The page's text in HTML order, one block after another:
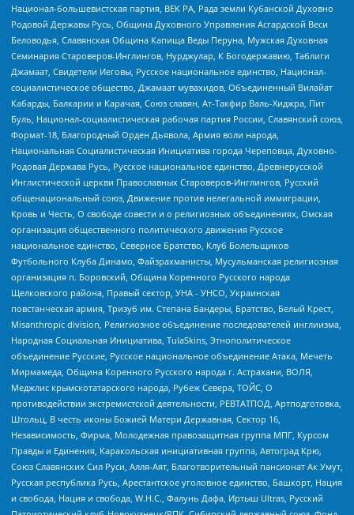
Национал-большевистская партия, ВЕК РА, Рада земли Кубанской Духовно
Родовой Державы Русь, Община Духовного Управления Асгардской Веси
Беловодья, Славянская Община Капища Веды Перуна, Мужская Духовная
Семинария Староверов-Инглингов, Нурджулар, К Богодержавию, Таблиги
Джамаат, Свидетели Иеговы, Русское национальное единство, Национал-
социалистическое общество, Джамаат мувахидов, Объединенный Вилайат
Кабарды, Балкарии и Карачая, Союз славян, Ат-Такфир Валь-Хиджра, Пит
Буль, Национал-социалистическая рабочая партия России, Славянский союз,
Формат-18, Благородный Орден Дьявола, Армия воли народа,
Национальная Социалистическая Инициатива города Череповца, Духовно-
Родовая Держава Русь, Русское национальное единство, Древнерусской
Инглистической церкви Православных Староверов-Инглингов, Русский
общенациональный союз, Движение против нелегальной иммиграции,
Кровь и Честь, О свободе совести и о религиозных объединениях, Омская
организация общественного политического движения Русское
национальное единство, Северное Братство, Клуб Болельщиков
Футбольного Клуба Динамо, Файзрахманисты, Мусульманская религиозная
организация п. Боровский, Община Коренного Русского народа
Щелковского района, Правый сектор, УНА - УНСО, Украинская
повстанческая армия, Тризуб им. Степана Бандеры, Братство, Белый Крест,
Misanthropic division, Религиозное объединение последователей инглиизма,
Народная Социальная Инициатива, TulaSkins, Этнополитическое
объединение Русские, Русское национальное объединение Атака, Мечеть
Мирмамеда, Община Коренного Русского народа г. Астрахани, ВОЛЯ,
Меджлис крымскотатарского народа, Рубеж Севера, ТОЙС, О
противодействии экстремистской деятельности, РЕВТАТПОД, Артподготовка,
Штольц, В честь иконы Божией Матери Державная, Сектор 16,
Независимость, Фирма, Молодежная правозащитная группа МПГ, Курсом
Правды и Единения, Каракольская инициативная группа, Автоград Крю,
Союз Славянских Сил Руси, Алля-Аят, Благотворительный пансионат Ак Умут,
Русская республика Русь, Арестантское уголовное единство, Башкорт, Нация
и свобода, Нация и свобода, W.H.С., Фалунь Дафа, Иртыш Ultras, Русский